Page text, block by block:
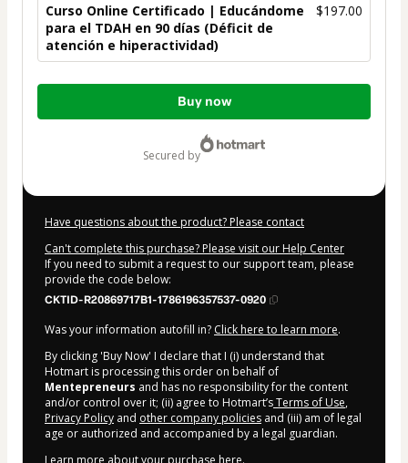
Curso Online Certificado | Educándome
para el TDAH en 90 días (Déficit de
atención e hiperactividad)
$197.00
Total
Buy now
secured by
Have questions about the product? Please contact
Can't complete this purchase? Please visit our Help Center
If you need to submit a request to our support team, please
provide the code below:
CKTID-R20869717B1-1786196357537-0920
Was your information autofill in? Click here to learn more.
By clicking 'Buy Now' I declare that I (i) understand that
Hotmart is processing this order on behalf of
Mentepreneurs and has no responsibility for the content
and/or control over it; (ii) agree to Hotmart’sTerms of Use,
Privacy Policy and other company policies and (iii) am of legal
age or authorized and accompanied by a legal guardian.
Learn more about your purchase here.